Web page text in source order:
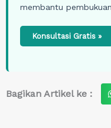
membantu
Konsultasi Gratis »
Bagikan Artikel ke :